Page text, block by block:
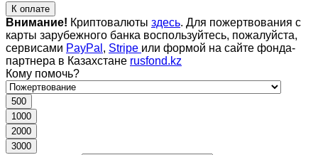
К оплате
Внимание! Криптовалюты здесь. Для пожертвования с
карты зарубежного банка воспользуйтесь, пожалуйста,
сервисами PayPal , Stripe или формой на сайте фонда-
партнера в Казахстане rusfond.kz
Кому помочь?
500
1000
2000
3000